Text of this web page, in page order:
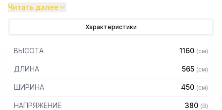
изделий: набивки мясной смеси в искусственные или
- Полностью изготовлен из нержавеющей стали
- Имеет разборную конструкцию для очистки и
обслуживания
- Диаметр цилиндра 260 мм
износу и обеспечивают большую герметизацию
Читать далее
Характеристики
ВЫСОТА 1160 (см)
ДЛИНА 565 (см)
ШИРИНА 450 (см)
НАПРЯЖЕНИЕ 380 (В)